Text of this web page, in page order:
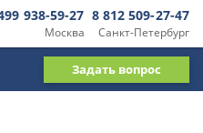
Москва
938-59-27
Санкт-Петербург
8 812 509-27-47
Задать вопрос